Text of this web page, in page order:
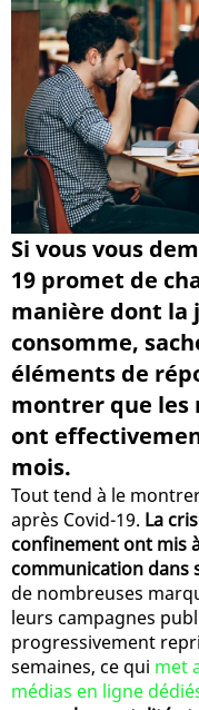
Si vous vous
19 promet de
manière dont la
consomme,
éléments de
montrer que les
ont
mois.
Tout tend à le
après Covid-19. La
confinement ont mis
communication dans
de nombreuses
leurs campagnes
progressivement
semaines, ce qui met
médias en ligne